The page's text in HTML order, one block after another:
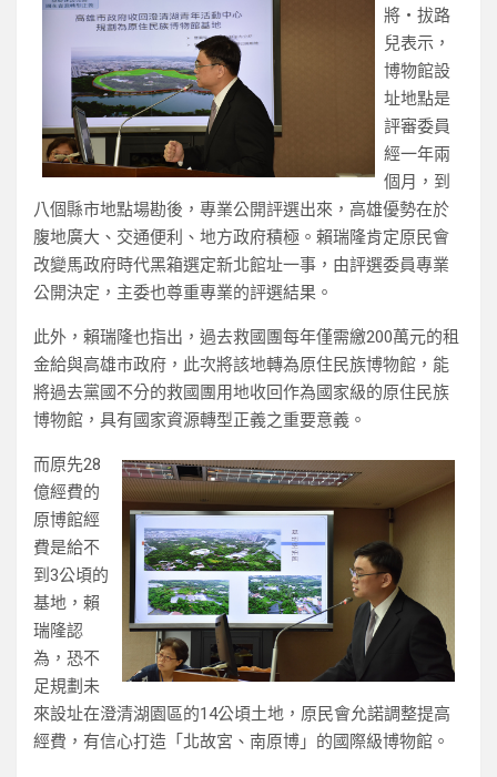
將‧拔路
兒表示，
博物館設
址地點是
評審委員
經一年兩
個月，到
八個縣市地點場勘後，專業公開評選出來，高雄優勢在於
腹地廣大、交通便利、地方政府積極。賴瑞隆肯定原民會
改變馬政府時代黑箱選定新北館址一事，由評選委員專業
公開決定，主委也尊重專業的評選結果。
此外，賴瑞隆也指出，過去救國團每年僅需繳200萬元的租
金給與高雄市政府，此次將該地轉為原住民族博物館，能
將過去黨國不分的救國團用地收回作為國家級的原住民族
博物館，具有國家資源轉型正義之重要意義。
而原先28
億經費的
原博館經
費是給不
到3公頃的
基地，賴
瑞隆認
為，恐不
足規劃未
來設址在澄清湖園區的14公頃土地，原民會允諾調整提高
經費，有信心打造「北故宮、南原博」的國際級博物館。